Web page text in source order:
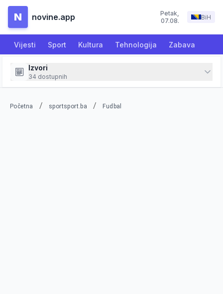
N novine.app Petak,
07.08.
BiH
Vijesti Sport Kultura Tehnologija Zabava
Izvori
34 dostupnih
Početna / sportsport.ba / Fudbal